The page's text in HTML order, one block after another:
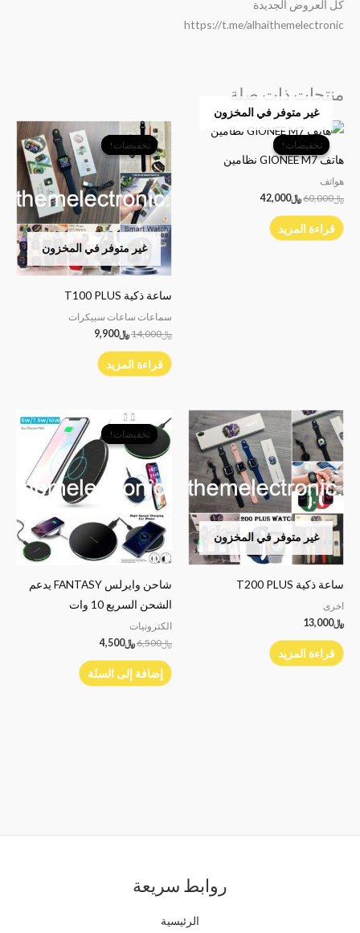
كل العروض الجديدة
https://t.me/alhaithemelectronic
منتجات ذات صلة
تخفيضات!
غير متوفر في المخزون
تخفيضات!
هاتف GIONEE M7 نظامين
هواتف
﷼60,000
السعر
الأصلي
هو:
﷼60,000.
﷼42,000
السعر
الحالي
﷼42,000.
قراءة المزيد
تخفيضات!
غير متوفر في المخزون
تخفيضات!
ساعة ذكية T100 PLUS
سماعات ساعات سبيكرات
﷼14,000
الأصلي
هو:
﷼14,000.
﷼9,900
الحالي
هو:
﷼9,900.
قراءة المزيد
غير متوفر في المخزون
ساعة ذكية T200 PLUS
اخرى
﷼13,000
قراءة المزيد
تخفيضات!
تخفيضات!
شاحن وايرلس FANTASY يدعم
الشحن السريع 10 وات
الكترونيات
﷼6,500
السعر
الأصلي
هو:
﷼6,500.
﷼4,500
السعر
الحالي
هو:
إضافة إلى السلة
روابط سريعة
الرئيسية